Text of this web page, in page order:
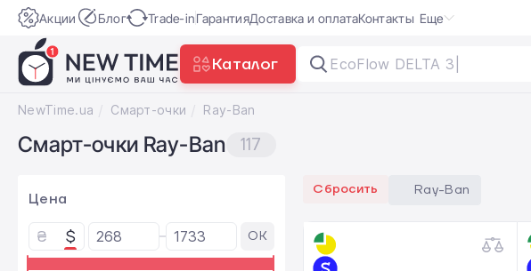
Акции Блог Trade-inГарантияДоставка и оплатаКонтакты Еще
Каталог EcoFlo|
NewTime.ua Смарт-очки Ray-Ban
Смарт-очки Ray-Ban 117
Цена
₴ $ OK
Сбросить Ray-Ban